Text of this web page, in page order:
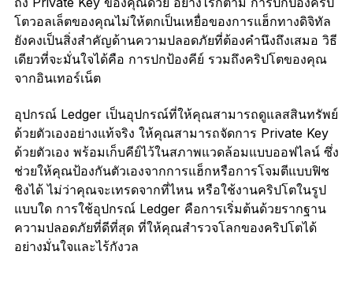
โตวอลเล็ตของคุณไม่ให้ตกเป็นเหยื่อของการแฮ็กทางดิจิทัล
ยังคงเป็นสิ่งสำคัญด้านความปลอดภัยที่ต้องคำนึงถึงเสมอ วิธี
เดียวที่จะมั่นใจได้คือ การปกป้องคีย์ รวมถึงคริปโตของคุณ
จากอินเทอร์เน็ต
อุปกรณ์ Ledger เป็นอุปกรณ์ที่ให้คุณสามารถดูแลสสินทรัพย์
ด้วยตัวเองอย่างแท้จริง ให้คุณสามารถจัดการ Private Key
ด้วยตัวเอง พร้อมเก็บคีย์ไว้ในสภาพแวดล้อมแบบออฟไลน์ ซึ่ง
ช่วยให้คุณป้องกันตัวเองจากการแฮ็กหรือการโจมตีแบบฟิช
ชิงได้ ไม่ว่าคุณจะเทรดจากที่ไหน หรือใช้งานคริปโตในรูป
แบบใด การใช้อุปกรณ์ Ledger คือการเริ่มต้นด้วยรากฐาน
ความปลอดภัยที่ดีที่สุด ที่ให้คุณสำรวจโลกของคริปโตได้
อย่างมั่นใจและไร้กังวล